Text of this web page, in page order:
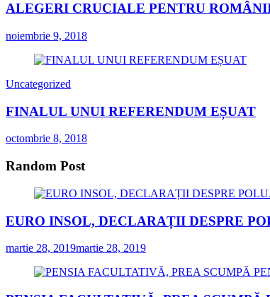
ALEGERI CRUCIALE PENTRU
noiembrie 9, 2018
Uncategorized
FINALUL UNUI REFERENDUM EȘUAT
octombrie 8, 2018
Random Post
EURO INSOL, DECLARAȚII DESPRE
martie 28, 2019martie 28, 2019